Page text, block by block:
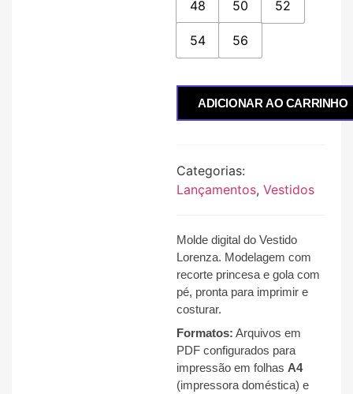
48 50 52
54 56
ADICIONAR AO CARRINHO
Categorias:
Lançamentos, Vestidos
Molde digital do Vestido
Lorenza. Modelagem com
recorte princesa e gola com
pé, pronta para imprimir e
costurar.
Formatos: Arquivos em
PDF configurados para
impressão em folhas A4
(impressora doméstica) e